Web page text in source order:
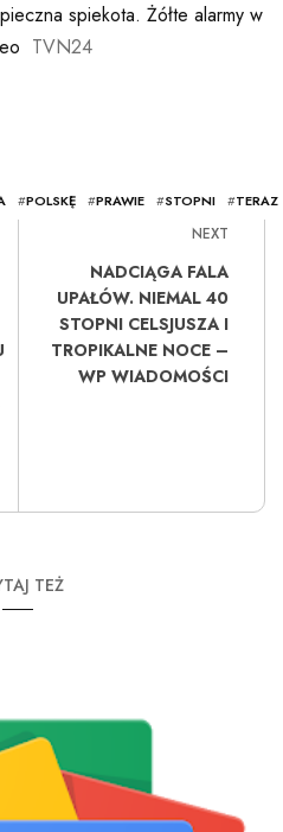
spiekota. Żółte alarmy w
TVN24
#POLSKĘ #PRAWIE #STOPNI #TERAZ
NEXT
NADCIĄGA FALA
UPAŁÓW. NIEMAL 40
STOPNI CELSJUSZA I
TROPIKALNE NOCE –
WP WIADOMOŚCI
TEŻ